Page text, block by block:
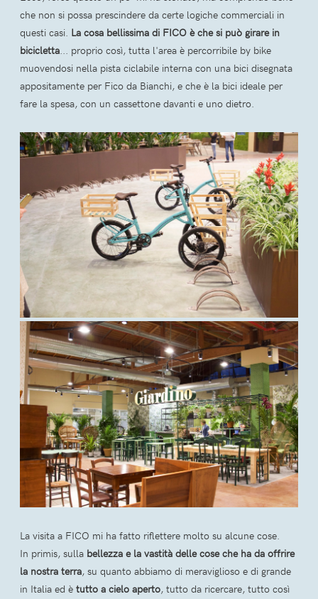
che non si possa prescindere da certe logiche commerciali in
questi casi. La cosa bellissima di FICO è che si può girare in
bicicletta... proprio così, tutta l'area è percorribile by bike
muovendosi nella pista ciclabile interna con una bici disegnata
appositamente per Fico da Bianchi, e che è la bici ideale per
fare la spesa, con un cassettone davanti e uno dietro.
La visita a FICO mi ha fatto riflettere molto su alcune cose.
In primis, sulla bellezza e la vastità delle cose che ha da offrire
la nostra terra, su quanto abbiamo di meraviglioso e di grande
in Italia ed è tutto a cielo aperto, tutto da ricercare, tutto così